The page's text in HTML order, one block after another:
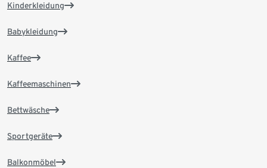
Kinderkleidung
Babykleidung
Kaffee
Kaffeemaschinen
Bettwäsche
Sportgeräte
Balkonmöbel